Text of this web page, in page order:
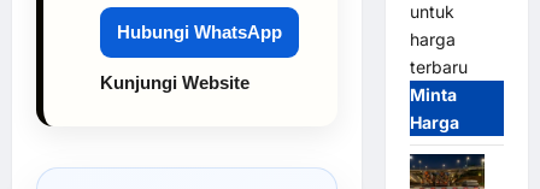
Hubungi WhatsApp
Kunjungi Website
untuk
harga
terbaru
Minta
Harga